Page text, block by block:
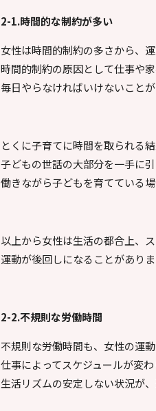
2-1.時間的な制約が多い
女性は時間的制約の多さから、
時間的制約の原因として仕事や
毎日やらなければいけないこと
とくに子育てに時間を取られる
子どもの世話の大部分を一手に
働きながら子どもを育てている
以上から女性は生活の都合上、
運動が後回しになることがありま
2-2.不規則な労働時間
不規則な労働時間も、女性の運
仕事によってスケジュールが変
生活リズムの安定しない状況が